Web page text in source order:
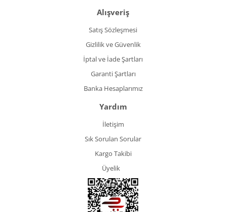
Alışveriş
Satış Sözleşmesi
Gizlilik ve Güvenlik
İptal ve İade Şartları
Garanti Şartları
Banka Hesaplarımız
Yardım
İletişim
Sık Sorulan Sorular
Kargo Takibi
Üyelik